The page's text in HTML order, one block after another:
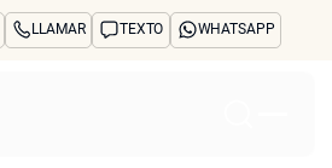
LLAMAR TEXTO WHATSAPP